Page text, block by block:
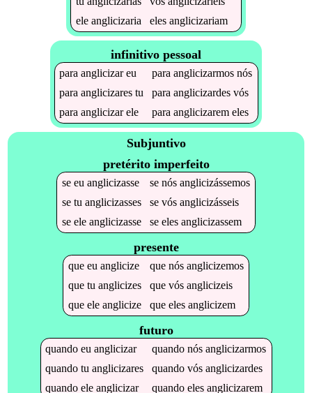
ele anglicizaria eles anglicizariam
infinitivo pessoal
paraanglicizareu paraanglicizarmos nós
paraanglicizares tu paraanglicizardes vós
paraanglicizarele paraanglicizarem eles
Subjuntivo
pretérito imperfeito
se eu anglicizasse se nós anglicizássemos
se tu anglicizasses se vós anglicizásseis
se ele anglicizasse se eles anglicizassem
presente
que eu anglicize que nós anglicizemos
que tu anglicizes que vós anglicizeis
que ele anglicize que eles anglicizem
futuro
quandoeuanglicizar quandonósanglicizarmos
quandotuanglicizares quandovósanglicizardes
quandoeleanglicizar quandoelesanglicizarem